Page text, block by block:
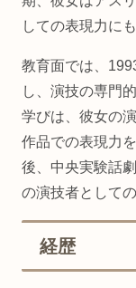
しての表現力に
教育面では、
し、演技の専門
学びは、彼女の
作品での表現力
後、中央実験話
の演技者として
経歴